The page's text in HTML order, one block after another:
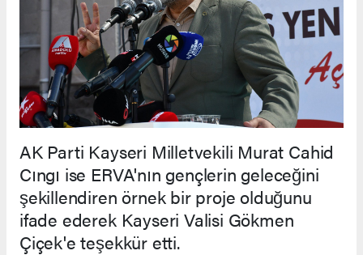
AK Parti Kayseri Milletvekili Murat Cahid
Cıngı ise ERVA'nın gençlerin geleceğini
şekillendiren örnek bir proje olduğunu
ifade ederek Kayseri Valisi Gökmen
Çiçek'e teşekkür etti.